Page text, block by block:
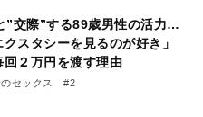
”交際”する89歳男性の活力…
クスタシーを見るのが好き」
回２万円を渡す理由
セックス #2